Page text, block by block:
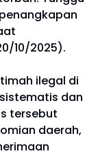
10/2025).
ilegal di
dan
tersebut
daerah,